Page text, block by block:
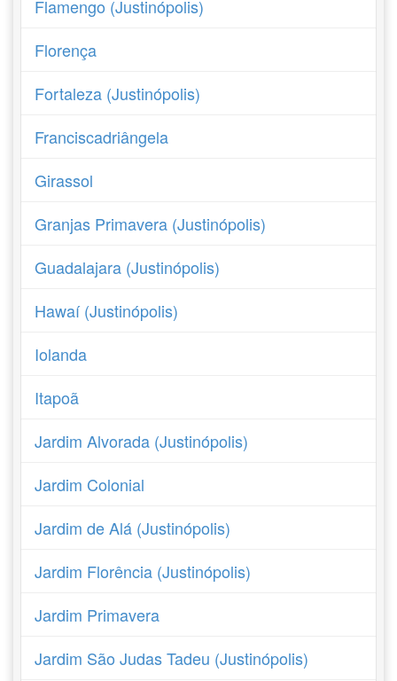
Flamengo (Justinópolis)
Florença
Fortaleza (Justinópolis)
Franciscadriângela
Girassol
Granjas Primavera (Justinópolis)
Guadalajara (Justinópolis)
Hawaí (Justinópolis)
Iolanda
Itapoã
Jardim Alvorada (Justinópolis)
Jardim Colonial
Jardim de Alá (Justinópolis)
Jardim Florência (Justinópolis)
Jardim Primavera
Jardim São Judas Tadeu (Justinópolis)